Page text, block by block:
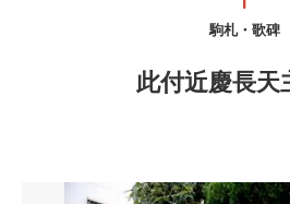
駒札・歌碑
此付近慶長天